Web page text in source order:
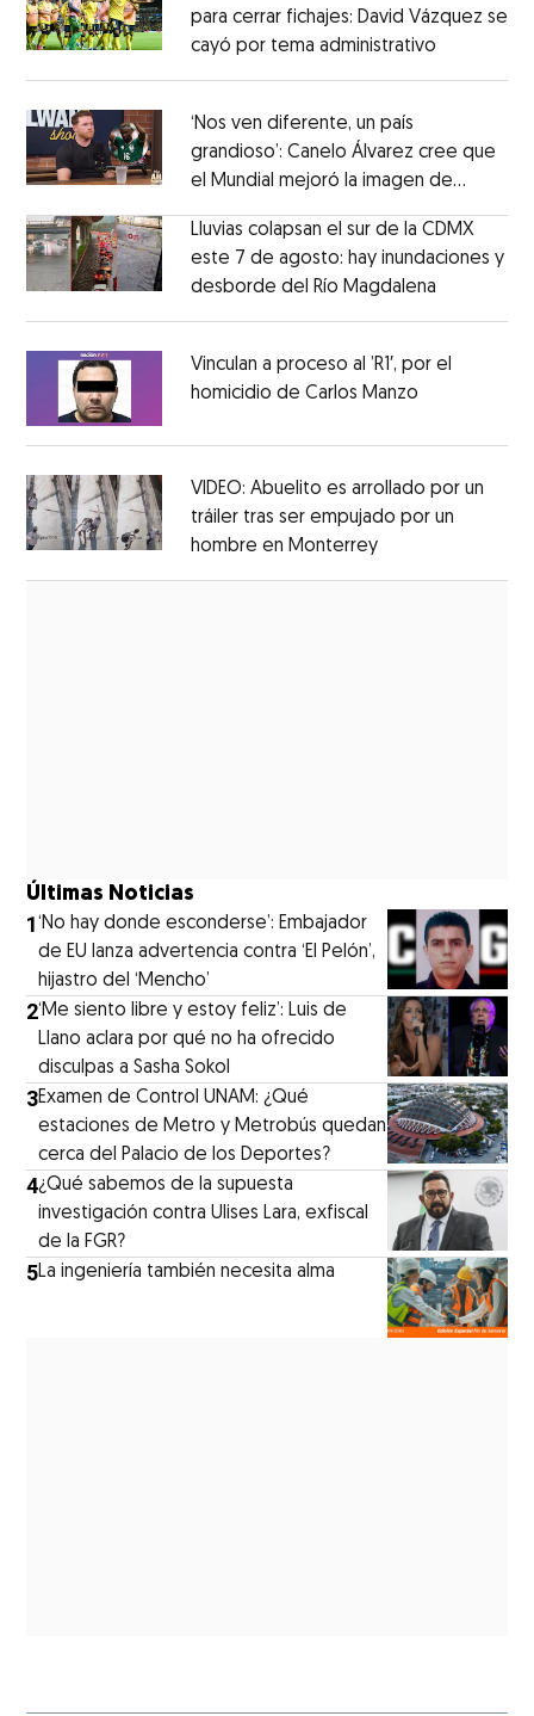
para cerrar fichajes: David Vázquez se
cayó por tema administrativo
‘Nos ven diferente, un país
grandioso’: Canelo Álvarez cree que
el Mundial mejoró la imagen de
Lluvias colapsan el sur de la CDMX
este 7 de agosto: hay inundaciones y
desborde del Río Magdalena
Vinculan a proceso al ’R1′, por el
homicidio de Carlos Manzo
VIDEO: Abuelito es arrollado por un
tráiler tras ser empujado por un
hombre en MonterreyOpens in new
Últimas Noticias
1‘No hay donde esconderse’: Embajador
de EU lanza advertencia contra ‘El Pelón’,
hijastro del ‘Mencho’
2‘Me siento libre y estoy feliz’: Luis de
Llano aclara por qué no ha ofrecido
disculpas a Sasha Sokol
3Examen de Control UNAM: ¿Qué
estaciones de Metro y Metrobús quedan
cerca del Palacio de los Deportes?
4¿Qué sabemos de la supuesta
investigación contra Ulises Lara, exfiscal
de la FGR?
5La ingeniería también necesita alma